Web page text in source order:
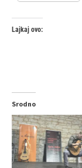
Lajkaj ovo:
Srodno